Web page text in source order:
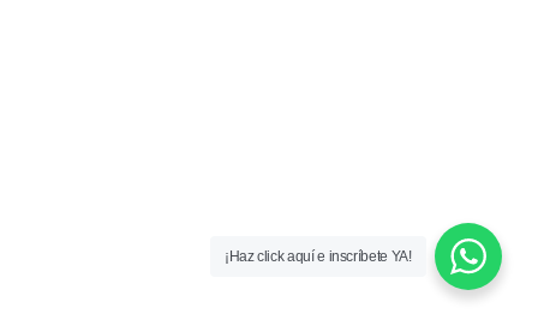
¡Haz click aquí e inscríbete YA!